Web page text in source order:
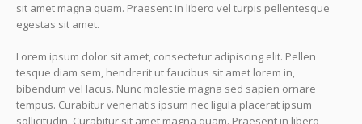
sit amet magna quam. Praesent in libero vel turpis pellentesque
egestas sit amet.
Lorem ipsum dolor sit amet, consectetur adipiscing elit. Pellen
tesque diam sem, hendrerit ut faucibus sit amet lorem in,
bibendum vel lacus. Nunc molestie magna sed sapien ornare
tempus. Curabitur venenatis ipsum nec ligula placerat ipsum
sollicitudin. Curabitur sit amet magna quam. Praesent in libero